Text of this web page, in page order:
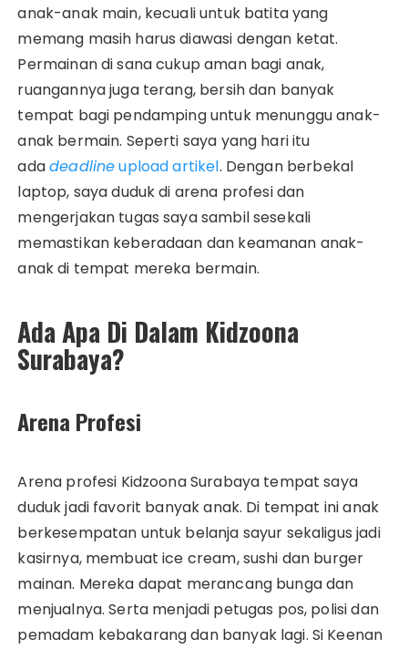
anak-anak main, kecuali untuk batita yang
memang masih harus diawasi dengan ketat.
Permainan di sana cukup aman bagi anak,
ruangannya juga terang, bersih dan banyak
tempat bagi pendamping untuk menunggu anak-
anak bermain. Seperti saya yang hari itu
adadeadlineupload artikel. Dengan berbekal
laptop, saya duduk di arena profesi dan
mengerjakan tugas saya sambil sesekali
memastikan keberadaan dan keamanan anak-
anak di tempat mereka bermain.
Ada Apa Di Dalam Kidzoona
Surabaya?
Arena Profesi
Arena profesi Kidzoona Surabaya tempat saya
duduk jadi favorit banyak anak. Di tempat ini anak
berkesempatan untuk belanja sayur sekaligus jadi
kasirnya, membuat ice cream, sushi dan burger
mainan. Mereka dapat merancang bunga dan
menjualnya. Serta menjadi petugas pos, polisi dan
pemadam kebakarang dan banyak lagi. Si Keenan